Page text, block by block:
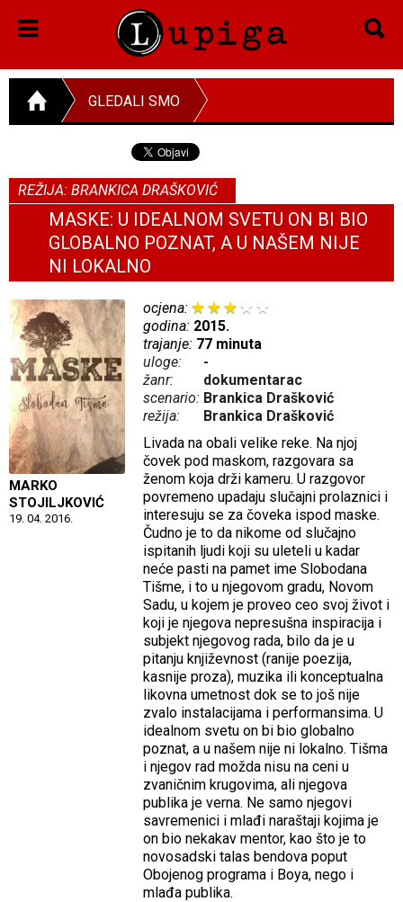
GLEDALI SMO
REŽIJA: BRANKICA DRAŠKOVIĆ
MASKE: U IDEALNOM SVETU ON BI BIO
GLOBALNO POZNAT, A U NAŠEM NIJE
NI LOKALNO
MARKO
STOJILJKOVIĆ
19. 04. 2016.
ocjena:
godina: 2015.
trajanje: 77 minuta
uloge:
-
žanr:
dokumentarac
scenario: Brankica Drašković
režija:
Brankica Drašković
Livada na obali velike reke. Na njoj
čovek pod maskom, razgovara sa
ženom koja drži kameru. U razgovor
povremeno upadaju slučajni prolaznici i
interesuju se za čoveka ispod maske.
Čudno je to da nikome od slučajno
ispitanih ljudi koji su uleteli u kadar
neće pasti na pamet ime Slobodana
Tišme, i to u njegovom gradu, Novom
Sadu, u kojem je proveo ceo svoj život i
koji je njegova nepresušna inspiracija i
subjekt njegovog rada, bilo da je u
pitanju književnost (ranije poezija,
kasnije proza), muzika ili konceptualna
likovna umetnost dok se to još nije
zvalo instalacijama i performansima. U
idealnom svetu on bi bio globalno
poznat, a u našem nije ni lokalno. Tišma
i njegov rad možda nisu na ceni u
zvaničnim krugovima, ali njegova
publika je verna. Ne samo njegovi
savremenici i mlađi naraštaji kojima je
on bio nekakav mentor, kao što je to
novosadski talas bendova poput
Obojenog programa i Boya, nego i
mlađa publika.